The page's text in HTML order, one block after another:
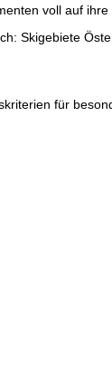
voll auf ihre
Skigebiete
für